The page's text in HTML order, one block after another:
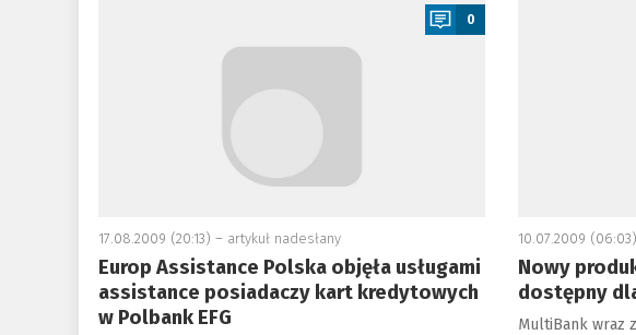
0
17.08.2009 (20:13) – artykuł nadesłany
Europ Assistance Polska objęła usługami
assistance posiadaczy kart kredytowych
w Polbank EFG
10.07.2009
Nowy
dostępny
MultiBank wraz